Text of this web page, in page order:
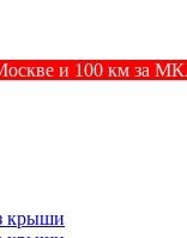
и 100 км за